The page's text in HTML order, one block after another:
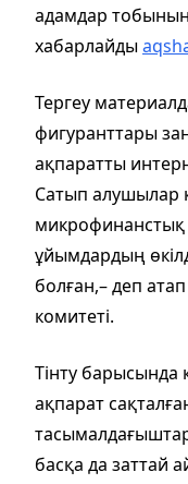
адамдар
хабарлайды
Тергеу
фигуранттары
ақпаратты
Сатып алушылар
ұйымдардың
болған,– деп атап
комитеті.
Тінту барысында
ақпарат
басқа да заттай